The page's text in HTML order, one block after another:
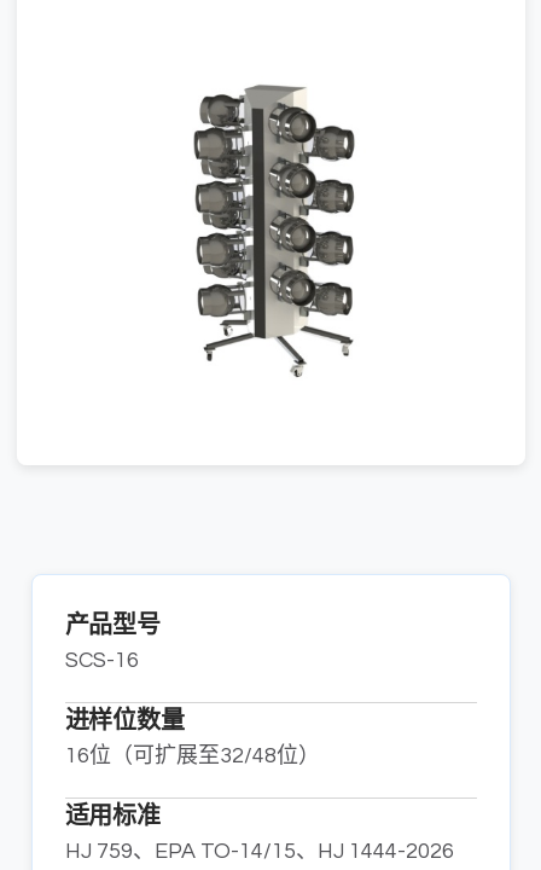
产品型号
SCS-16
进样位数量
16位（可扩展至32/48位）
适用标准
HJ 759、EPA TO-14/15、HJ 1444-2026